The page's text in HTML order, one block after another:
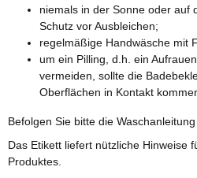
niemals in der Sonne oder auf
Schutz vor Ausbleichen;
regelmäßige Handwäsche mit
um ein Pilling, d.h. ein
vermeiden, sollte die
Oberflächen in Kontakt
Befolgen Sie bitte die
Das Etikett liefert nützliche Hinweise
Produktes.